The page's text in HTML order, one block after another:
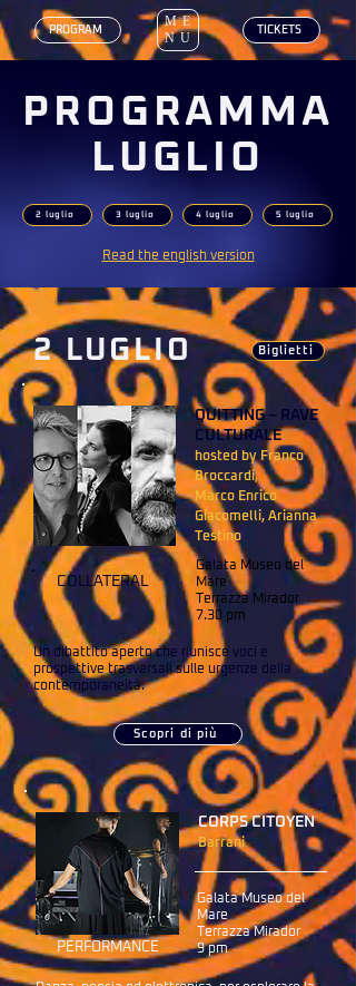
ME
NU
‎ TICKETS
‎ PROGRAM
PROGRAMMA
LUGLIO
2 luglio 3 luglio 4 luglio 5 luglio
Read the english version
2 LUGLIO Biglietti
QUITTING – RAVE
CULTURALE
hosted by Franco
Broccardi,
Marco Enrico
Giacomelli, Arianna
Testino
COLLATERAL
Galata Museo del
Mare
Terrazza Mirador
7.30 pm
Un dibattito aperto che riunisce voci e
prospettive trasversali sulle urgenze della
contemporaneità.
Scopri di più
PERFORMANCE
CORPS CITOYEN
Barrani
Galata Museo del
Mare
Terrazza Mirador
9 pm